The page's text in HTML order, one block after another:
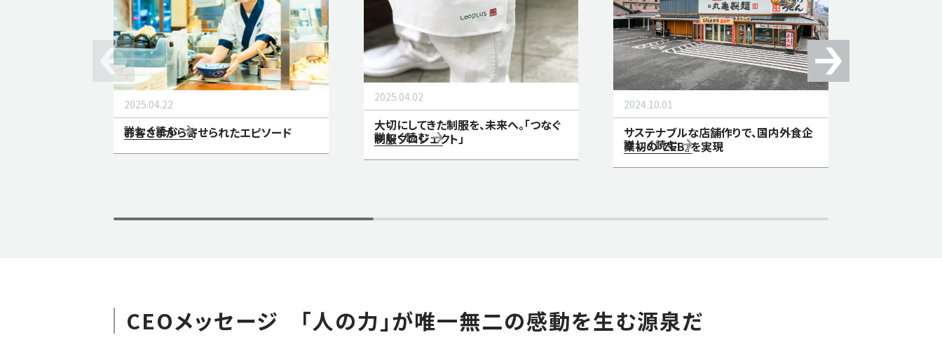
2025.04.22
お客さまから寄せられたエピソード
詳しく読む
2025.04.02
大切にしてきた制服を、未来へ。「つなぐ
制服プロジェクト」
詳しく読む
2024.10.01
サステナブルな店舗作りで、国内外食企
業初の『ZEB』を実現
詳しく読む
CEOメッセージ 「人の力」が唯一無二の感動を生む源泉だ